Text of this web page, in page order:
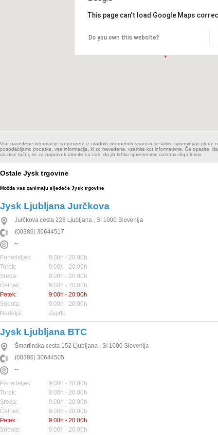
This page can't load Google Maps
Do you own this website?
Vse navedene informacije so povzete iz uradnih internetnih strani in se lahko spreminjajo glede
posodabljamo podatke, vse informacije, ki so navedene, vzemite kot informativne. Če opazite,
da niso točni, se za popravek obrnite na nas, da jih lahko spremenimo oziroma dopolnimo.
Ostale Jysk trgovine
Možda vas zanimaju sljedeće Jysk trgovine
Jysk Ljubljana Jurčkova
Jurčkova cesta 228 Ljubljana , SI 1000 Slovenija
(00386) 30644517
--
Ponedeljek:
9:00h - 20:00h
Torek:
9:00h - 20:00h
Sreda:
9:00h - 20:00h
Četrtek:
9:00h - 20:00h
Petek:
9:00h - 20:00h
Sobota:
9:00h - 20:00h
Nedelja:
Zaprto
Jysk Ljubljana BTC
Šmartinska cesta 152 Ljubljana , SI 1000 Slovenija
(00386) 30644505
--
Ponedeljek:
9:00h - 20:00h
Torek:
9:00h - 20:00h
Sreda:
9:00h - 20:00h
Četrtek:
9:00h - 20:00h
Petek:
9:00h - 20:00h
Sobota:
9:00h - 20:00h